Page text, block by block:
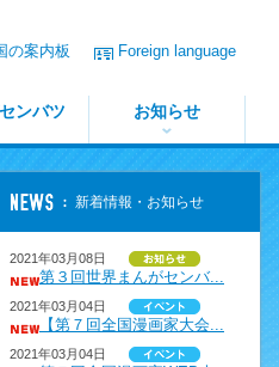
Foreign language
の案内板
ンバツ お知らせ
新着情報・お知らせ
2021年03月08日
第３回世界まんがセンバ...
2021年03月04日
【第７回全国漫画家大会...
2021年03月04日